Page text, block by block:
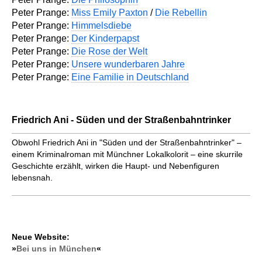
Peter Prange: Miss Emily Paxton / Die Rebellin
Peter Prange: Himmelsdiebe
Peter Prange: Der Kinderpapst
Peter Prange: Die Rose der Welt
Peter Prange: Unsere wunderbaren Jahre
Peter Prange: Eine Familie in Deutschland
Friedrich Ani - Süden und der Straßenbahntrinker
Obwohl Friedrich Ani in "Süden und der Straßenbahntrinker" –
einem Kriminalroman mit Münchner Lokalkolorit – eine skurrile
Geschichte erzählt, wirken die Haupt- und Nebenfiguren
lebensnah.
Neue Website:
»Bei uns in München«